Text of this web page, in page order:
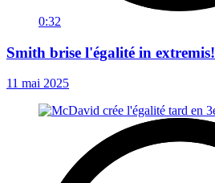
0:32
Smith brise l'égalité in extremis!
11 mai 2025